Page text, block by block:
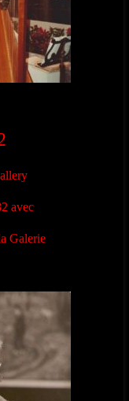
avec
Galerie